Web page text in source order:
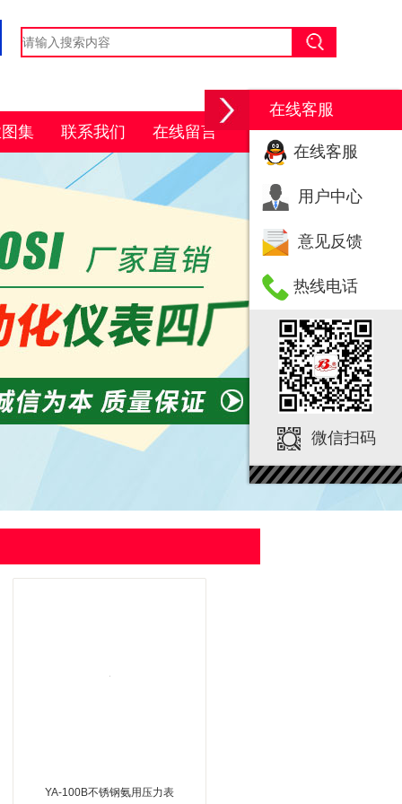
在线客服
在线客服
用户中心
意见反馈
热线电话
微信扫码
集 联系我们 在线留言
YA-100B不锈钢氨用压力表